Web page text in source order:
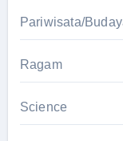
Pariwisata/
Ragam
Science